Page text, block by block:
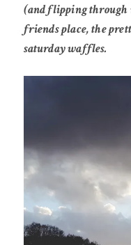
(and flipping through
friends place, the
saturday waffles.